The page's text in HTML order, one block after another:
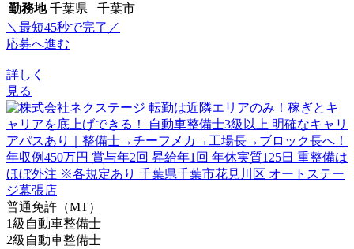
勤務地 千葉県 千葉市
＼最短45秒で完了／
応募へ進む
詳しく
見る
普通免許（MT）
1級自動車整備士
2級自動車整備士